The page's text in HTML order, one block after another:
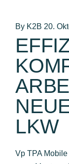
By K2B 20.
LKW
Vp TPA